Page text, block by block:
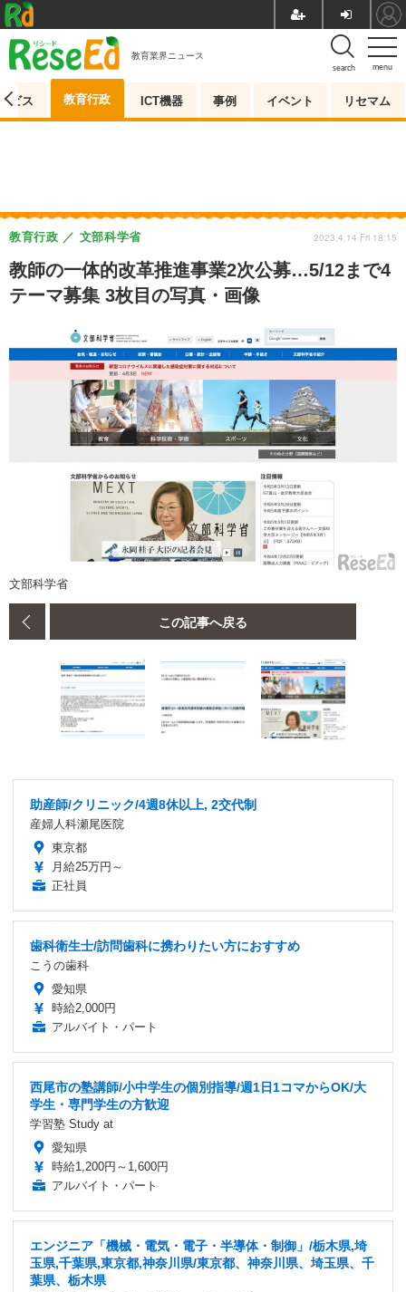
menu
search
教育業界ニュース
ビス 教育行政 ICT機器 事例 イベント リセマム
教師の一体的改革推進事業2次公募…5/12まで4
テーマ募集 3枚目の写真・画像
教育行政 文部科学省 2023.4.14 Fri 18:15
文部科学省
この記事へ戻る
助産師/クリニック/4週8休以上, 2交代制
産婦人科瀬尾医院
東京都
月給25万円～
正社員
歯科衛生士/訪問歯科に携わりたい方におすすめ
こうの歯科
愛知県
時給2,000円
アルバイト・パート
西尾市の塾講師/小中学生の個別指導/週1日1コマからOK/大
学生・専門学生の方歓迎
学習塾 Study at
愛知県
時給1,200円～1,600円
アルバイト・パート
エンジニア「機械・電気・電子・半導体・制御」/栃木県,埼
玉県,千葉県,東京都,神奈川県/東京都、神奈川県、埼玉県、千
葉県、栃木県